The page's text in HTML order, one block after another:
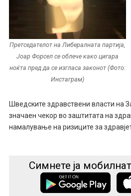
Претседателот на Либералната партија,
Јоар Форсел се облече како цигара
ноќта пред да се изгласа законот (Фото:
Инстаграм)
Шведските здравствени власти на
значаен чекор во заштитата на
намалување на ризиците за
Симнете ја